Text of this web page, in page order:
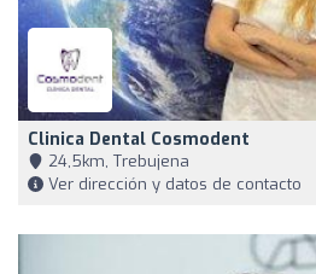
Clinica Dental Cosmodent
24,5km, Trebujena
Ver dirección y datos de contacto